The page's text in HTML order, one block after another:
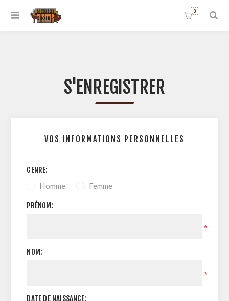
0
S'ENREGISTRER
VOS INFORMATIONS PERSONNELLES
GENRE:
Homme Femme
PRÉNOM:
*
NOM:
*
DATE DE NAISSANCE: